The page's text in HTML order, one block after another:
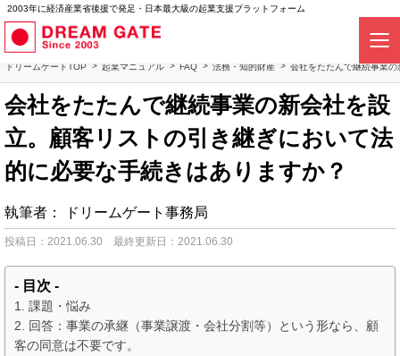
2003年に経済産業省後援で発足・日本最大級の起業支援プラットフォーム
ドリームゲートTOP 起業マニュアル FAQ 法務・知的財産 会社をたたんで継続事業
会社をたたんで継続事業の新会社を設
立。顧客リストの引き継ぎにおいて法
的に必要な手続きはありますか？
執筆者： ドリームゲート事務局
投稿日：2021.06.30 最終更新日：2021.06.30
- 目次 -
課題・悩み
回答：事業の承継（事業譲渡・会社分割等）という形なら、顧
客の同意は不要です。